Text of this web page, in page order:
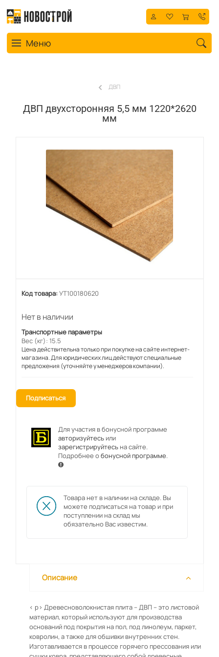
Toggle navigation
Меню
ДВП
ДВП двухсторонняя 5,5 мм 1220*2620
мм
Код товара: УТ100180620
Нет в наличии
Транспортные параметры
Вес (кг): 15.5
Цена действительна только при покупке на сайте интернет-
магазина. Для юридических лиц действуют специальные
предложения (уточняйте у менеджеров компании).
Подписаться
Для участия в бонусной программе
авторизуйтесьили
зарегистрируйтесьна сайте.
Подробнее обонусной программе.
Товара нет в наличии на складе. Вы
можете подписаться на товар и при
поступлении на склад мы
обязательно Вас известим.
Описание
< p> Древесноволокнистая плита – ДВП – это листовой
материал, который используют для производства
оснований под покрытия на пол, под линолеум, паркет,
ковролин, а также для обшивки внутренних стен.
Изготавливается в процессе горячего прессования или